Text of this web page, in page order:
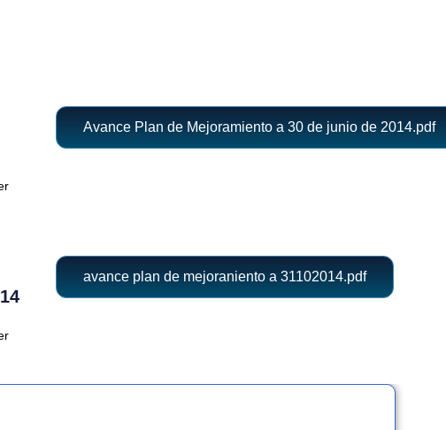
Avance Plan de Mejoramiento a 30 de junio de 2014.pdf
avance plan de mejoraniento a 31102014.pdf